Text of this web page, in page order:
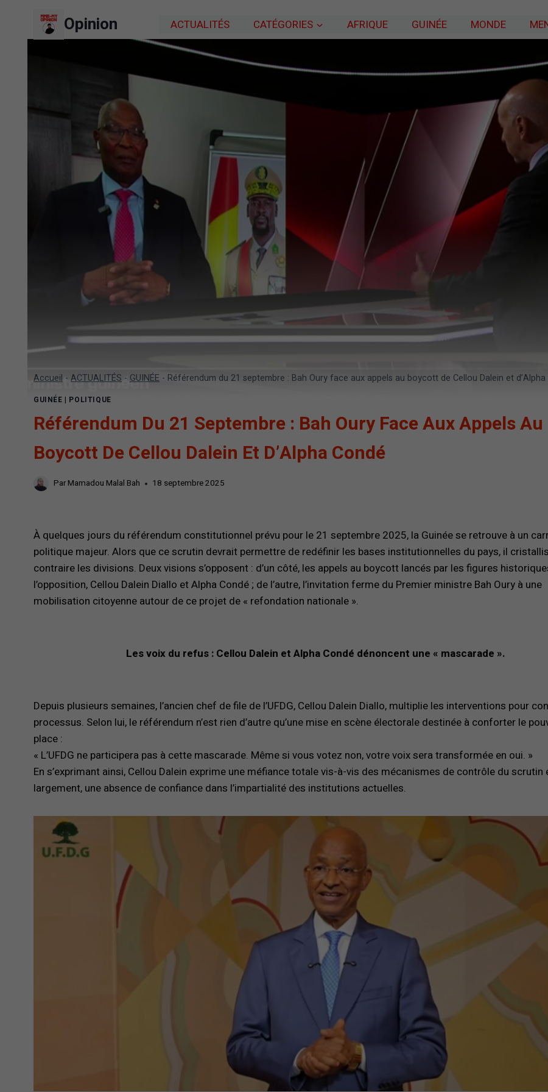
contenu
Opinion ACTUALITÉS CATÉGORIES AFRIQUE GUINÉE MONDE
Accueil - ACTUALITÉS - GUINÉE - Référendum du 21 septembre : Bah Oury face aux appels au boycott de Cellou Dalein et d’Alpha
GUINÉE | POLITIQUE
Référendum Du 21 Septembre : Bah Oury Face Aux Appels Au
Boycott De Cellou Dalein Et D’Alpha Condé
Par Mamadou Malal Bah 18 septembre 2025
À quelques jours du référendum constitutionnel prévu pour le 21 septembre 2025, la Guinée se retrouve à un
politique majeur. Alors que ce scrutin devrait permettre de redéfinir les bases institutionnelles du pays, il
contraire les divisions. Deux visions s’opposent : d’un côté, les appels au boycott lancés par les figures
l’opposition, Cellou Dalein Diallo et Alpha Condé ; de l’autre, l’invitation ferme du Premier ministre Bah Oury à une
mobilisation citoyenne autour de ce projet de « refondation nationale ».
Les voix du refus : Cellou Dalein et Alpha Condé dénoncent une « mascarade ».
Depuis plusieurs semaines, l’ancien chef de file de l’UFDG, Cellou Dalein Diallo, multiplie les interventions pour
processus. Selon lui, le référendum n’est rien d’autre qu’une mise en scène électorale destinée à conforter le
place :
« L’UFDG ne participera pas à cette mascarade. Même si vous votez non, votre voix sera transformée en oui. »
En s’exprimant ainsi, Cellou Dalein exprime une méfiance totale vis-à-vis des mécanismes de contrôle du scrutin
largement, une absence de confiance dans l’impartialité des institutions actuelles.